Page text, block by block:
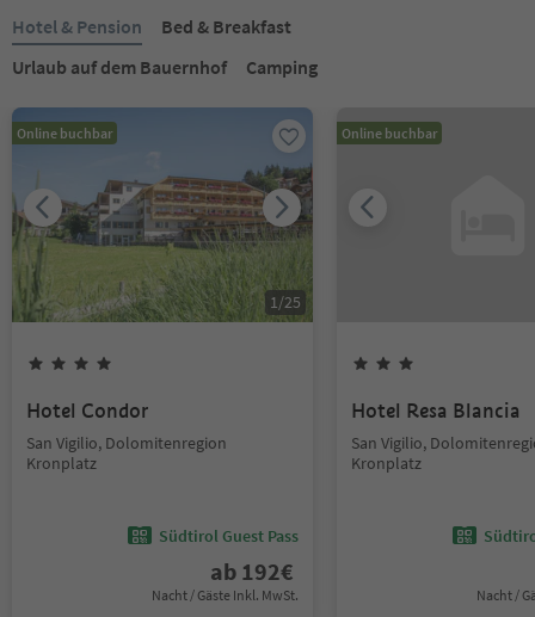
Hotel & Pension
Bed & Breakfast
Urlaub auf dem Bauernhof
Camping
Online buchbar
1/25
Hotel Condor
San Vigilio, Dolomitenregion
Kronplatz
Südtirol Guest Pass
ab 192€
Nacht / Gäste Inkl. MwSt.
Online buchbar
Hotel Resa Blancia
San Vigilio,
Kronplatz
Nacht /